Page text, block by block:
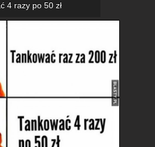
4 razy po 50 zł